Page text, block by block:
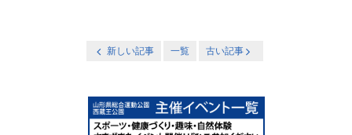
新しい記事 一覧 古い記事